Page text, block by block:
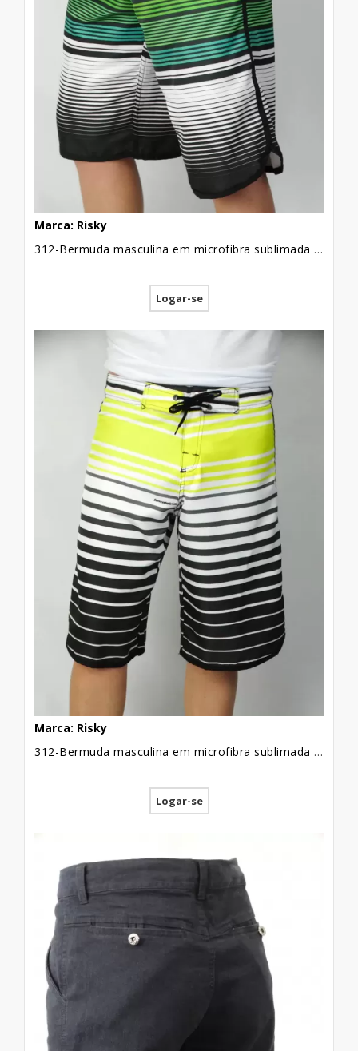
Marca: Risky
312-Bermuda masculina em microfibra sublimada com viés lateral listrada preto, branco e tons de verde
Logar-se
Marca: Risky
312-Bermuda masculina em microfibra sublimada com viés lateral listrada amarelo, preto e branco
Logar-se